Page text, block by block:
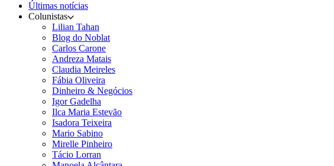
Últimas notícias
Colunistas
Lilian Tahan
Blog do Noblat
Carlos Carone
Andreza Matais
Claudia Meireles
Fábia Oliveira
Dinheiro & Negócios
Igor Gadelha
Ilca Maria Estevão
Isadora Teixeira
Mario Sabino
Mirelle Pinheiro
Tácio Lorran